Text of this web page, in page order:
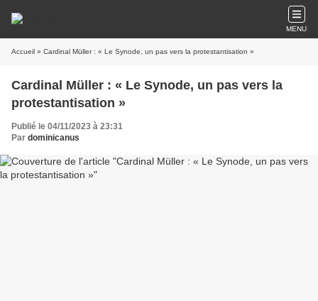
MENU
Accueil » Cardinal Müller : « Le Synode, un pas vers la protestantisation »
Cardinal Müller : « Le Synode, un pas vers la
protestantisation »
Publié le 04/11/2023 à 23:31
Par dominicanus